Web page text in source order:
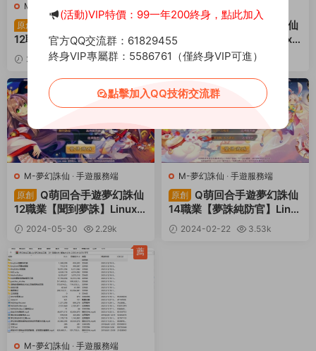
M-夢幻誅仙
原創
Q萌回合手遊夢幻誅仙
12職業【神器夢誅】Linux手
工服務端+安卓蘋果雙端+多
功能GM後台+視頻架設教程
2024-09-04
2.78k
Q萌回合手遊夢幻誅仙
14職業【逍遙仙境】Linux
手工服務端+安卓蘋果雙端+
2024-05-31
2.45k
M-夢幻誅仙 · 手遊服務端
原創
Q萌回合手遊夢幻誅仙
12職業【聞到夢誅】Linux手
工端+安卓蘋果雙端+多功能
GM後台+視頻架設教程
2024-05-30
2.29k
薦
M-夢幻誅仙 · 手遊服務端
原創
Q萌回合手遊夢幻誅仙
14職業【夢誅純防官】Linu
x手工端+安卓蘋果雙端+多
功能GM後台+架設教程
2024-02-22
3.53k
M-夢幻誅仙 · 手遊服務端
薦
(活動)VIP特價：99一年200終身，點此加入
官方QQ交流群：61829455
終身VIP專屬群：5586761（僅終身VIP可進）
點擊加入QQ技術交流群